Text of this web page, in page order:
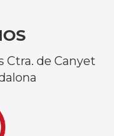
Ctra. de Canyet